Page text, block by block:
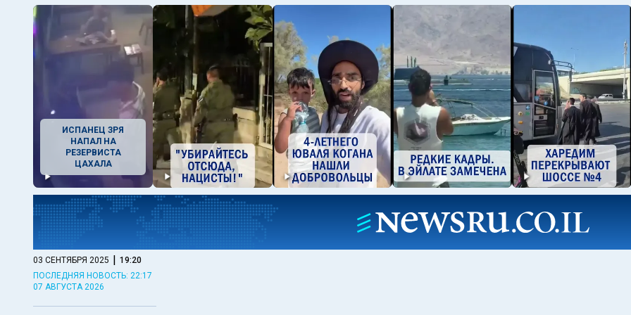
ИСПАНЕЦ ЗРЯ
НАПАЛ НА
РЕЗЕРВИСТА
ЦАХАЛА
03 СЕНТЯБРЯ 2025 | 19:20
ПОСЛЕДНЯЯ НОВОСТЬ: 22:17
07 АВГУСТА 2026